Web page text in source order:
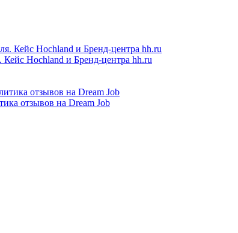
Кейс Hochland и Бренд-центра hh.ru
отзывов на Dream Job